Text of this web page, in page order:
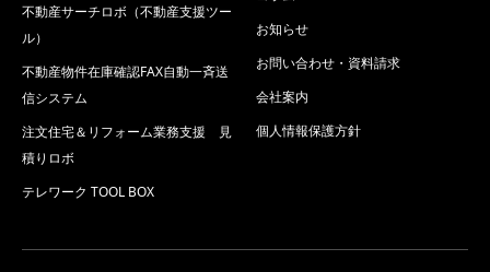
不動産サーチロボ（不動産支援ツー
ル）
不動産物件在庫確認FAX自動一斉送
信システム
注文住宅＆リフォーム業務支援 見
積りロボ
テレワーク TOOL BOX
お知らせ
お問い合わせ・資料請求
会社案内
個人情報保護方針